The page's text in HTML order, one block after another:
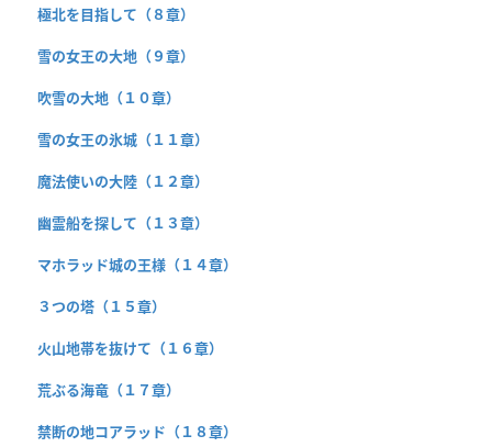
極北を目指して（８章）
雪の女王の大地（９章）
吹雪の大地（１０章）
雪の女王の氷城（１１章）
魔法使いの大陸（１２章）
幽霊船を探して（１３章）
マホラッド城の王様（１４章）
３つの塔（１５章）
火山地帯を抜けて（１６章）
荒ぶる海竜（１７章）
禁断の地コアラッド（１８章）